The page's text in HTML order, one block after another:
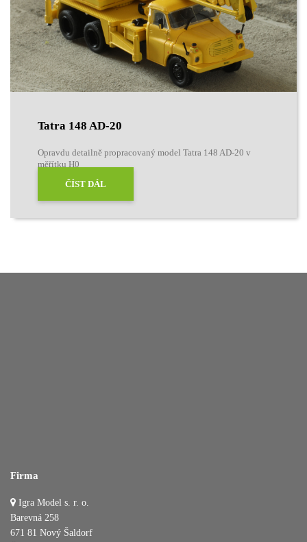
Tatra 148 AD-20
Opravdu detailně propracovaný model Tatra 148 AD-20 v
měřítku H0
ČÍST DÁL
Firma
Igra Model s. r. o.
Barevná 258
671 81 Nový Šaldorf